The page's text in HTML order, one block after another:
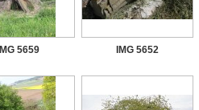
IMG 5659 IMG 5652